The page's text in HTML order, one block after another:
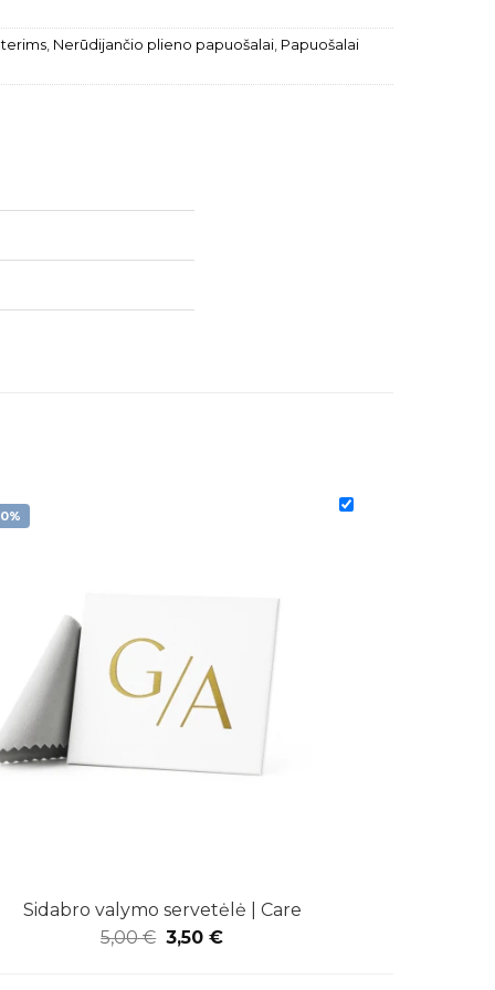
, Nerūdijančio plieno papuošalai, Papuošalai
Sidabro valymo servetėlė | Care
5,00€ Original
3,50€Current